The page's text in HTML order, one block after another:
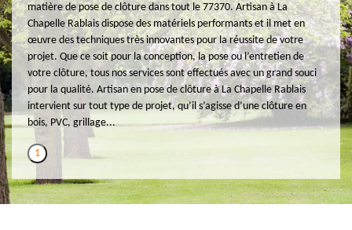
matière de pose de clôture dans tout le 77370. Artisan à La
Chapelle Rablais dispose des matériels performants et il met en
œuvre des techniques très innovantes pour la réussite de votre
projet. Que ce soit pour la conception, la pose ou l’entretien de
votre clôture, tous nos services sont effectués avec un grand souci
pour la qualité. Artisan en pose de clôture à La Chapelle Rablais
intervient sur tout type de projet, qu’il s’agisse d’une clôture en
bois, PVC, grillage...
1